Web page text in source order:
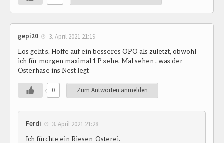
gepi20 3. April 2021 21:19
Los geht s. Hoffe auf ein besseres OPO als zuletzt, obwohl
ich für morgen maximal 1 P sehe. Mal sehen , was der
Osterhase ins Nest legt
0 Zum Antworten anmelden
Ferdi 3. April 2021 21:28
Ich fürchte ein Riesen-Osterei.